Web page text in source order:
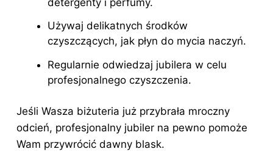
Używaj delikatnych środków
czyszczących, jak płyn do mycia naczyń.
Regularnie odwiedzaj jubilera w celu
profesjonalnego czyszczenia.
Jeśli Wasza biżuteria już przybrała mroczny
odcień, profesjonalny jubiler na pewno pomoże
Wam przywrócić dawny blask.